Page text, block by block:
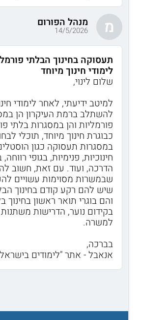
מ מנהל הפורום
14/5/2026
תעסוקה בחינוך הבלתי
לימודי חינוך מיוחד
שלום לינוי,
למיטב ידיעתי, לאחר לימודי
להשתלב ברמת העיקרון הן
פורמליות והן במסגרות בלתי
כבוגרת חינוך מיוחד, תוכלי
במסגרות תעסוקה כגון
חינוכיות, פנימיות, בגופי
הדרכה, ועוד. עם זאת, חשוב
שבמשרות מסוימות עשויים
שיש להם רקע קודם בחינוך
והם בוגרי תואר ראשון בחינוך
בקידום נוער, הדרישות
למשרה.
בברכה,
אנאבל - אתר "לימודים